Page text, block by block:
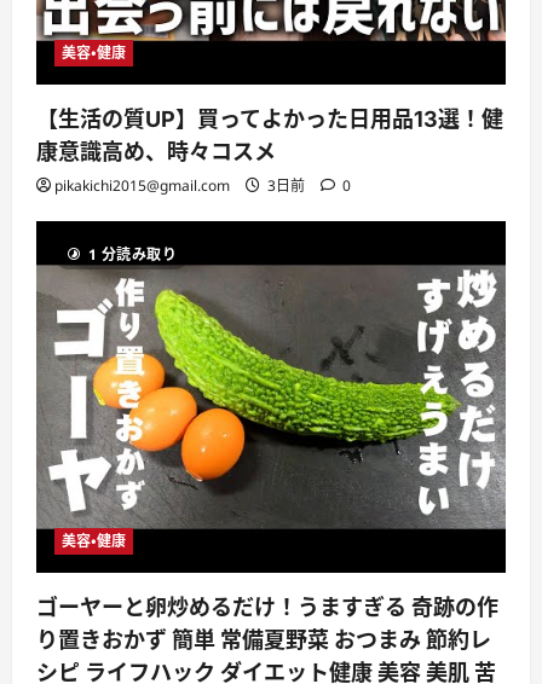
美容・健康
【生活の質UP】買ってよかった日用品13選！健
康意識高め、時々コスメ
pikakichi2015@gmail.com 3日前 0
1 分読み取り
美容・健康
ゴーヤーと卵炒めるだけ！うますぎる 奇跡の作
り置きおかず 簡単 常備夏野菜 おつまみ 節約レ
シピ ライフハック ダイエット健康 美容 美肌 苦